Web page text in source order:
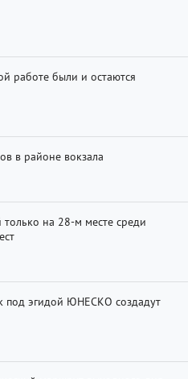
работе были и остаются
в районе вокзала
на 28-м месте среди
под эгидой ЮНЕСКО создадут